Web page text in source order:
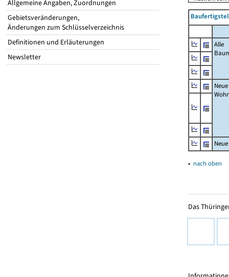
Allgemeine Angaben, Zuordnungen
Gebietsveränderungen,
Änderungen zum Schlüsselverzeichnis
Definitionen und Erläuterungen
Newsletter
Alle
Neue
▴ nach oben
Das